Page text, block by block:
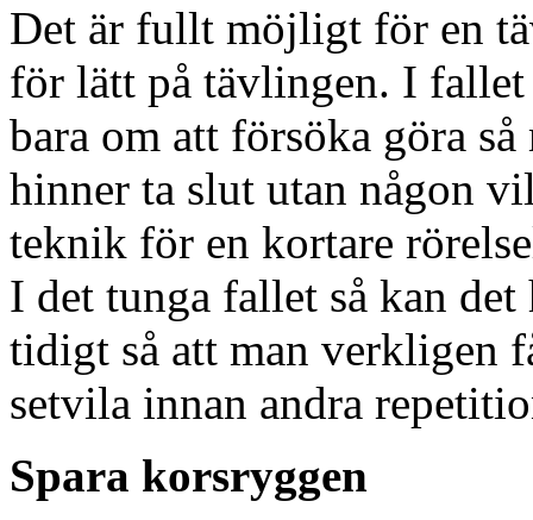
Det är fullt möjligt för en
för lätt på tävlingen. I
bara om att försöka göra
hinner ta slut utan någon
teknik för en kortare
I det tunga fallet så kan
tidigt så att man verkligen
setvila innan andra
Spara korsryggen